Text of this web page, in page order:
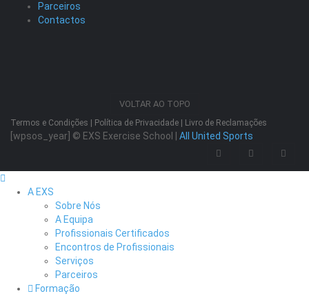
Parceiros
Contactos
VOLTAR AO TOPO
Termos e Condições Política de Privacidade Livro de Reclamações
[wpsos_year] © EXS Exercise School | All United Sports
A EXS
Sobre Nós
A Equipa
Profissionais Certificados
Encontros de Profissionais
Serviços
Parceiros
Formação